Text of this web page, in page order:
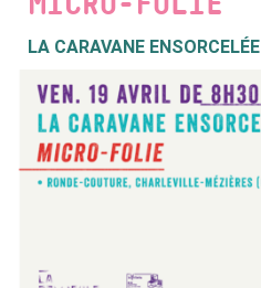
LA CARAVANE ENSORCELÉE